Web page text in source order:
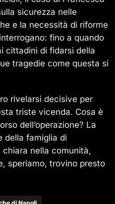
sicurezza nelle
e la necessità di riforme
fino a quando
cittadini di fidarsi della
tragedie come questa si
rivelarsi decisive per
triste vicenda. Cosa è
dell’operazione? La
della famiglia di
nella comunità,
speriamo, trovino presto